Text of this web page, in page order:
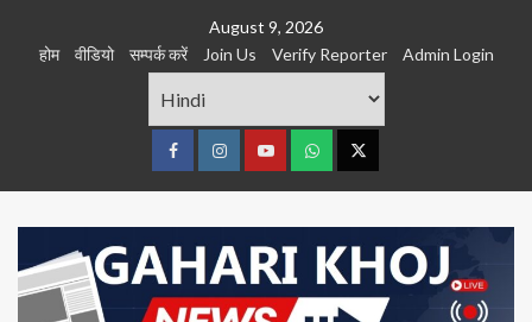
August 9, 2026
होम
वीडियो सम्पर्क करें Join Us Verify Reporter Admin Login
FacebookInstagramyoutubeWhatsTwitter